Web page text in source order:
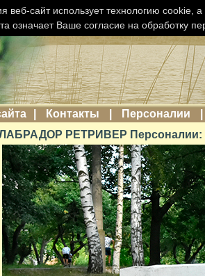
Контакты Персоналии
РЕТРИВЕР
веб-сайт использует технологию cookie,
означает Ваше согласие на обработку